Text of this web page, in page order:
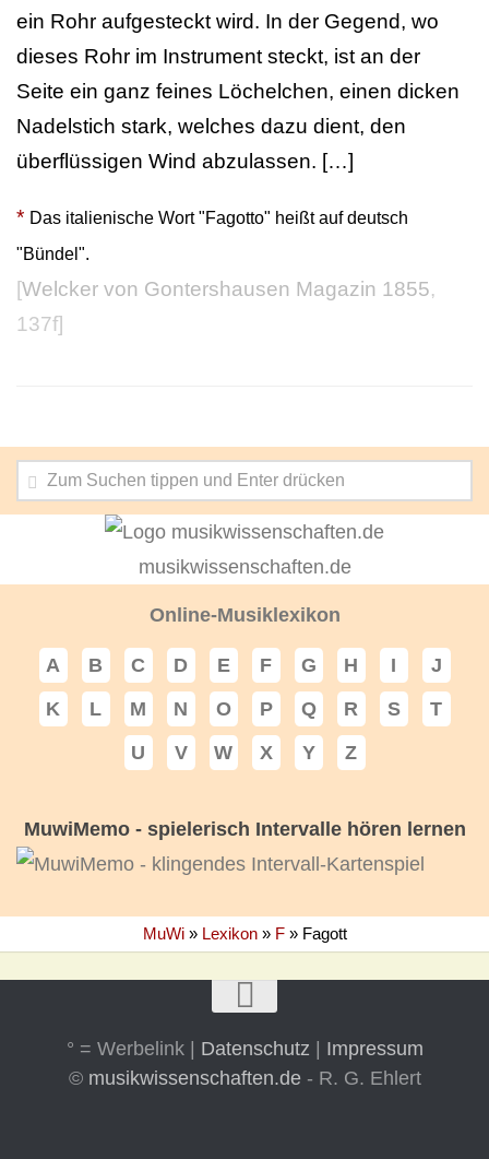
ein Rohr aufgesteckt wird. In der Gegend, wo
dieses Rohr im Instrument steckt, ist an der
Seite ein ganz feines Löchelchen, einen dicken
Nadelstich stark, welches dazu dient, den
überflüssigen Wind abzulassen. […]
* Das italienische Wort "Fagotto" heißt auf deutsch
"Bündel".
[Welcker von Gontershausen Magazin 1855,
137f]
musikwissenschaften.de
Online-Musiklexikon
A B C D E F G H I
J
K
L M N O P Q R S
T
U
V W X Y Z
MuwiMemo - spielerisch Intervalle hören lernen
MuWi» Lexikon» F» Fagott
° = Werbelink | Datenschutz | Impressum
© musikwissenschaften.de- R. G. Ehlert